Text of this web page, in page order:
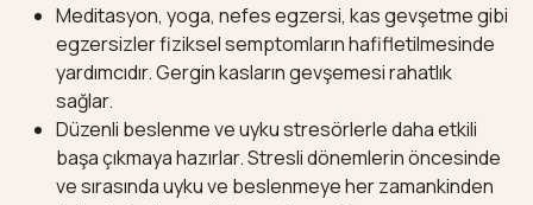
Meditasyon, yoga, nefes egzersi, kas gevşetme gibi
egzersizler fiziksel semptomların hafifletilmesinde
yardımcıdır. Gergin kasların gevşemesi rahatlık
sağlar.
Düzenli beslenme ve uyku stresörlerle daha etkili
başa çıkmaya hazırlar. Stresli dönemlerin öncesinde
ve sırasında uyku ve beslenmeye her zamankinden